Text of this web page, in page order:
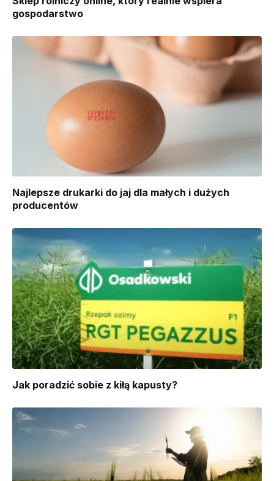
gospodarstwo
Najlepsze drukarki do jaj dla małych i dużych
producentów
​Jak poradzić sobie z kiłą kapusty?